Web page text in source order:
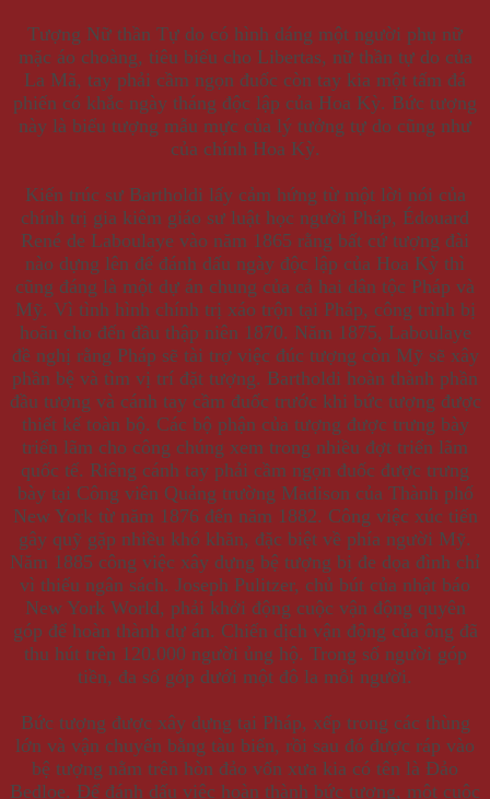
Tượng Nữ thần Tự do có hình dáng một người phụ nữ
mặc áo choàng, tiêu biểu cho Libertas, nữ thần tự do của
La Mã, tay phải cầm ngọn đuốc còn tay kia một tấm đá
phiến có khắc ngày tháng độc lập của Hoa Kỳ. Bức tượng
này là biểu tượng mẫu mực của lý tưởng tự do cũng như
của chính Hoa Kỳ.
Kiến trúc sư Bartholdi lấy cảm hứng từ một lời nói của
chính trị gia kiêm giáo sư luật học người Pháp, Édouard
René de Laboulaye vào năm 1865 rằng bất cứ tượng đài
nào dựng lên để đánh dấu ngày độc lập của Hoa Kỳ thì
cũng đáng là một dự án chung của cả hai dân tộc Pháp và
Mỹ. Vì tình hình chính trị xáo trộn tại Pháp, công trình bị
hoãn cho đến đầu thập niên 1870. Năm 1875, Laboulaye
đề nghị rằng Pháp sẽ tài trợ việc đúc tượng còn Mỹ sẽ xây
phần bệ và tìm vị trí đặt tượng. Bartholdi hoàn thành phần
đầu tượng và cánh tay cầm đuốc trước khi bức tượng được
thiết kế toàn bộ. Các bộ phận của tượng được trưng bày
triển lãm cho công chúng xem trong nhiều đợt triển lãm
quốc tế. Riêng cánh tay phải cầm ngọn đuốc được trưng
bày tại Công viên Quảng trường Madison của Thành phố
New York từ năm 1876 đến năm 1882. Công việc xúc tiến
gây quỹ gặp nhiều khó khăn, đặc biệt về phía người Mỹ.
Năm 1885 công việc xây dựng bệ tượng bị đe dọa đình chỉ
vì thiếu ngân sách. Joseph Pulitzer, chủ bút của nhật báo
New York World, phải khởi động cuộc vận động quyên
góp để hoàn thành dự án. Chiến dịch vận động của ông đã
thu hút trên 120.000 người ủng hộ. Trong số người góp
tiền, đa số góp dưới một đô la mỗi người.
Bức tượng được xây dựng tại Pháp, xếp trong các thùng
lớn và vận chuyển bằng tàu biển, rồi sau đó được ráp vào
bệ tượng nằm trên hòn đảo vốn xưa kia có tên là Đảo
Bedloe. Để đánh dấu việc hoàn thành bức tượng, một cuộc